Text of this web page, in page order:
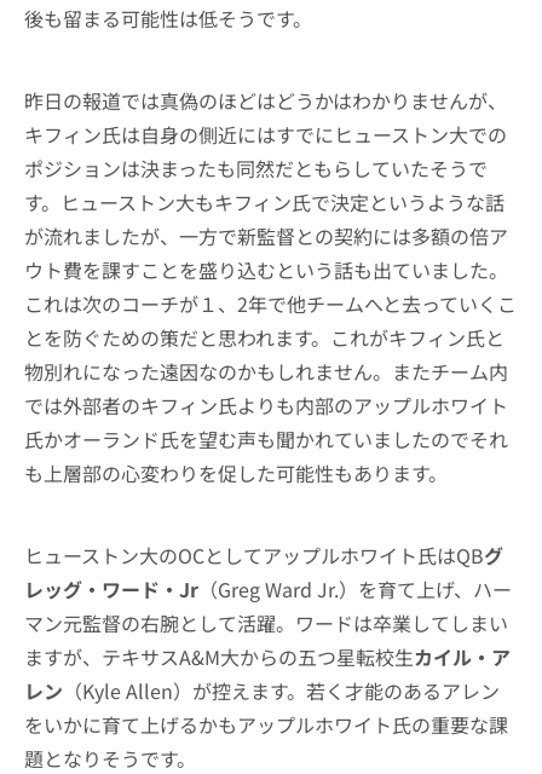
後も留まる可能性は低そうです。
昨日の報道では真偽のほどはどうかはわかりませんが、
キフィン氏は自身の側近にはすでにヒューストン大での
ポジションは決まったも同然だともらしていたそうで
す。ヒューストン大もキフィン氏で決定というような話
が流れましたが、一方で新監督との契約には多額の倍ア
ウト費を課すことを盛り込むという話も出ていました。
これは次のコーチが１、2年で他チームへと去っていくこ
とを防ぐための策だと思われます。これがキフィン氏と
物別れになった遠因なのかもしれません。またチーム内
では外部者のキフィン氏よりも内部のアップルホワイト
氏かオーランド氏を望む声も聞かれていましたのでそれ
も上層部の心変わりを促した可能性もあります。
ヒューストン大のOCとしてアップルホワイト氏はQBグ
レッグ・ワード・Jr （Greg Ward Jr.）を育て上げ、ハー
マン元監督の右腕として活躍。ワードは卒業してしまい
ますが、テキサスA&M大からの五つ星転校生カイル・ア
レン （Kyle Allen）が控えます。若く才能のあるアレン
をいかに育て上げるかもアップルホワイト氏の重要な課
題となりそうです。